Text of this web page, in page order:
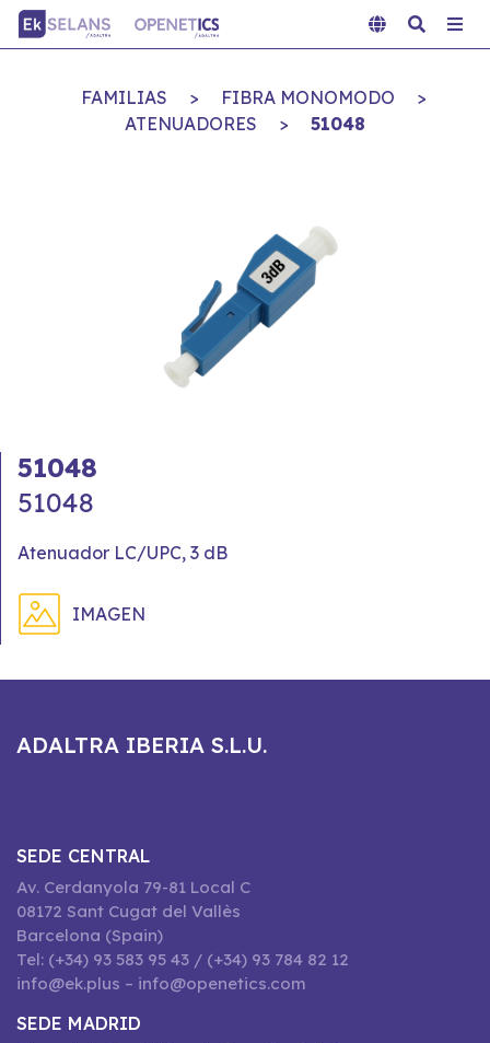
FAMILIAS > FIBRA MONOMODO
>
ATENUADORES
> 51048
51048
51048
Atenuador LC/UPC, 3 dB
IMAGEN
ADALTRA IBERIA S.L.U.
SEDE CENTRAL
Av. Cerdanyola 79-81 Local C
08172 Sant Cugat del Vallès
Barcelona (Spain)
Tel: (+34) 93 583 95 43 / (+34) 93 784 82 12
info@ek.plus – info@openetics.com
SEDE MADRID